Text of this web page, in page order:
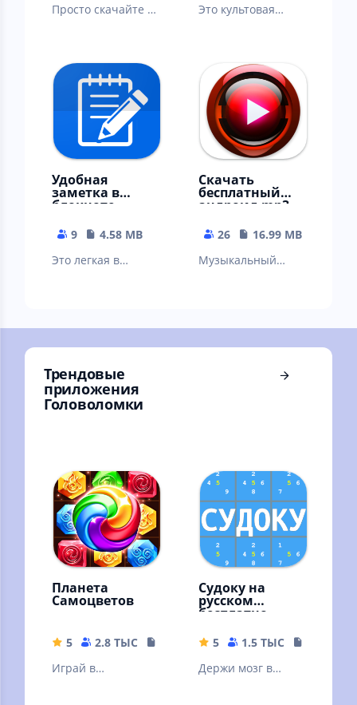
Просто скачайте и
Это культовая
симулятор.
Удобная
заметка в
блокноте -
заметок
9
4.58 MB
Это легкая в
для Android
бесплатно
Cкачать
бесплатный
андроид mp3
музыки
26
16.99 MB
Музыкальный
Трендовые
приложения
Головоломки
Планета
Самоцветов
5 2.8 ТЫС
146.32 MB
Играй в
Судоку на
русском
бесплатно
5 1.5 ТЫС
Держи мозг в